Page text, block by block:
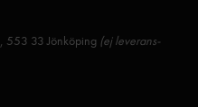
553 33 Jönköping (ej leverans-